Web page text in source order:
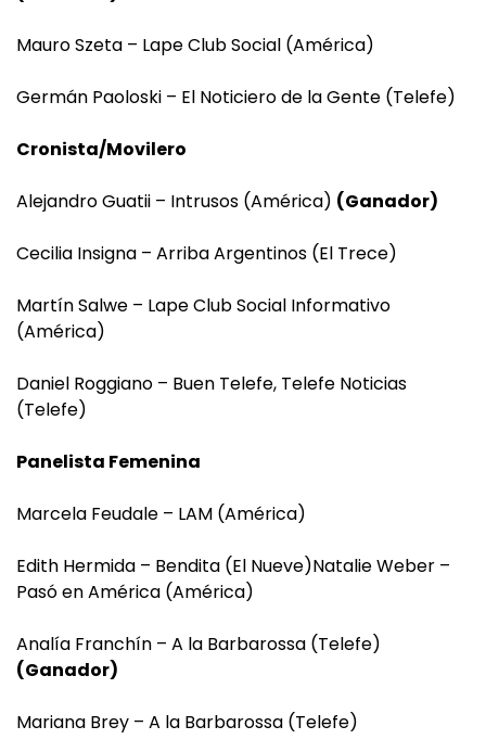
Mauro Szeta – Lape Club Social (América)
Germán Paoloski – El Noticiero de la Gente (Telefe)
Cronista/Movilero
Alejandro Guatii – Intrusos (América) (Ganador)
Cecilia Insigna – Arriba Argentinos (El Trece)
Martín Salwe – Lape Club Social Informativo
(América)
Daniel Roggiano – Buen Telefe, Telefe Noticias
(Telefe)
Panelista Femenina
Marcela Feudale – LAM (América)
Edith Hermida – Bendita (El Nueve)Natalie Weber –
Pasó en América (América)
Analía Franchín – A la Barbarossa (Telefe)
(Ganador)
Mariana Brey – A la Barbarossa (Telefe)